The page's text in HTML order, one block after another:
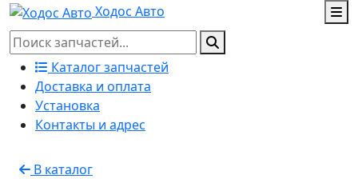
Ходос Авто
Каталог запчастей
Доставка и оплата
Установка
Контакты и адрес
В каталог